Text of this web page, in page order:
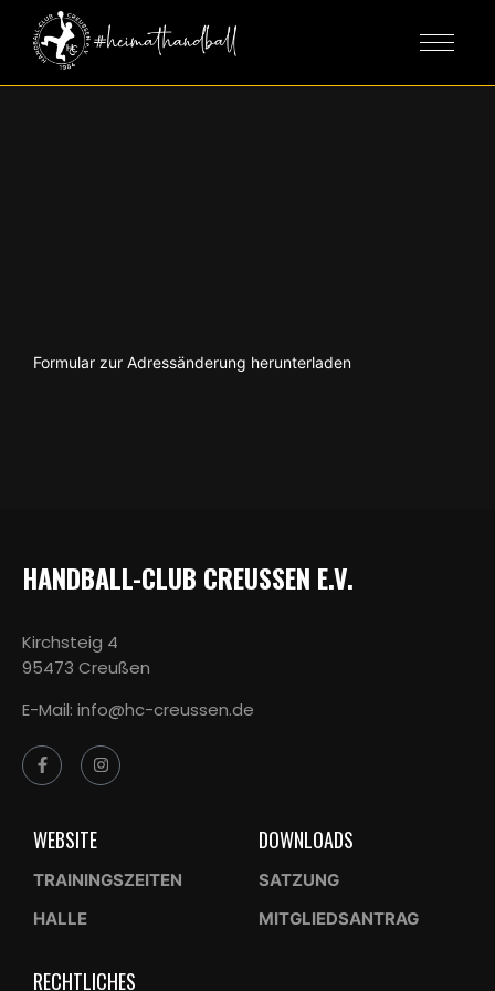
Formular zur Adressänderung herunterladen
HANDBALL-CLUB CREUSSEN E.V.
Kirchsteig 4
95473 Creußen
E-Mail: info@hc-creussen.de
WEBSITE
TRAININGSZEITEN
HALLE
DOWNLOADS
SATZUNG
MITGLIEDSANTRAG
RECHTLICHES